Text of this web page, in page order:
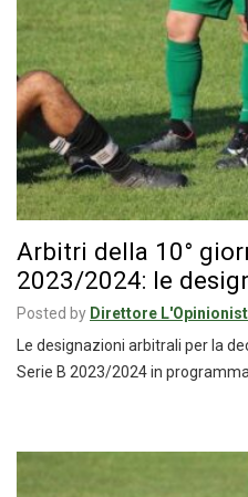
Arbitri della 10°
2023/2024: le
Posted by Direttore
Le designazioni arbitrali per la
Serie B 2023/2024 in